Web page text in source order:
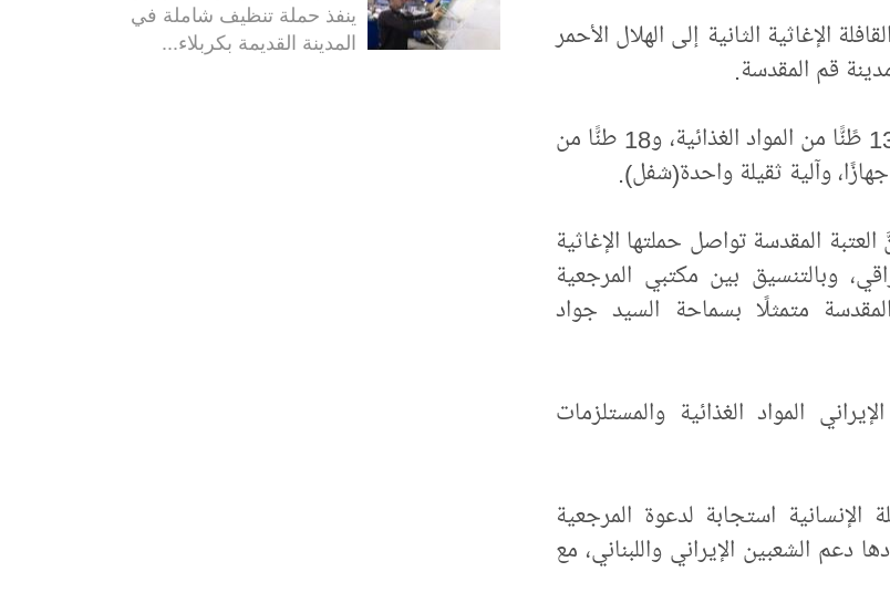
الإغاثية الثانية إلى الهلال الأحمر
قم المقدسة.
وضمَّت القافلة الإغاثية الثانية 10 شاحنات، محمَّلة بـ 137 طًنًّا من المواد الغذائية، و18 طنًّا من
المقدسة تواصل حملتها الإغاثية
وبالتنسيق بين مكتبي المرجعية
متمثلًا بسماحة السيد جواد
المواد الغذائية والمستلزمات
استجابة لدعوة المرجعية
دعم الشعبين الإيراني واللبناني، مع
ينفذ حملة تنظيف شاملة في
المدينة القديمة بكربلاء...